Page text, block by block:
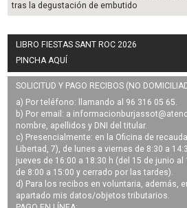
tras la degustación de embutido
LIBRO FIESTAS SANT ROC 2026
PINCHA AQUÍ
SOLICITUD Y PAGO RECIBOS (NO
a) Por teléfono: llamando al 96 316 05 65.
b) Por email: a
nombre, apellidos y DNI del titular.
c) Presencialmente: en la Oficina de
Libertad, 7), de lunes a viernes de 8:30 a
jueves de 16:00 a 18:30 h (del 15 de junio
de 8:00 a 15:00 y cerrado por las tardes).
d) Para los recibos en voluntaria, además,
apartado mis datos/objetos tributarios.